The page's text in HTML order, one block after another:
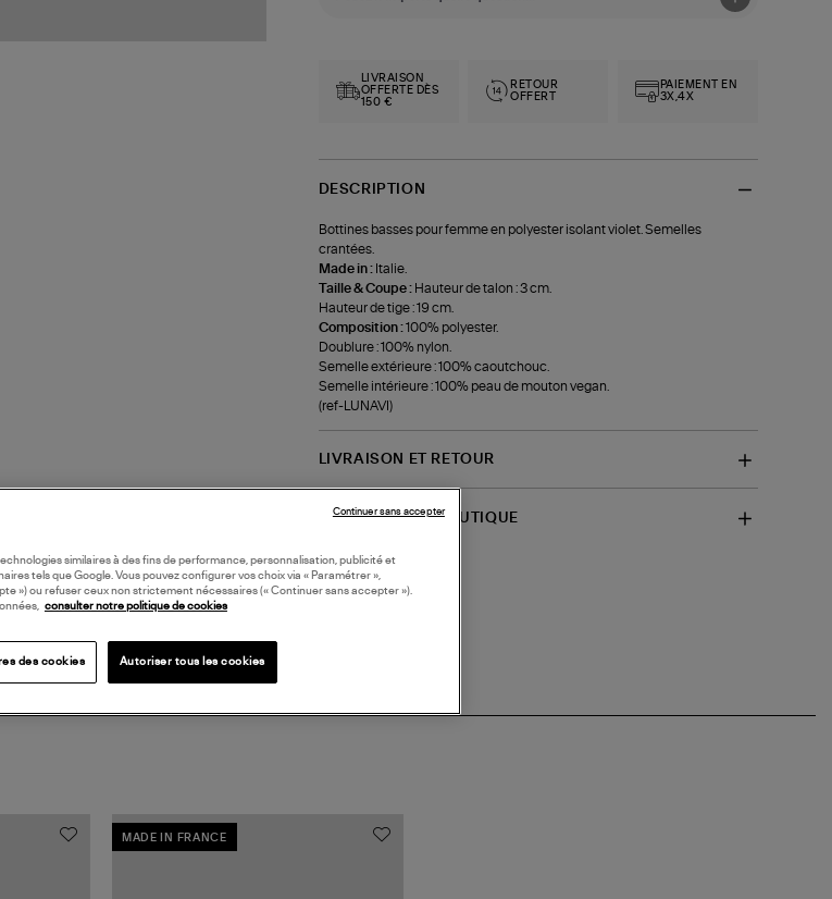
LIVRAISON
OFFERTE DÈS
150 €
RETOUR
OFFERT
PAIEMENT EN
3X,4X
DESCRIPTION
Bottines basses pour femme en polyester isolant violet. Semelles
crantées.
Made in : Italie.
Taille & Coupe : Hauteur de talon : 3 cm.
Hauteur de tige : 19 cm.
Composition :100% polyester.
Doublure : 100% nylon.
Semelle extérieure : 100% caoutchouc.
Semelle intérieure : 100% peau de mouton vegan.
(ref-LUNAVI)
LIVRAISON ET RETOUR
DISPONIBILITÉ BOUTIQUE
MADE IN FRANCE
similaires à des fins de performance, personnalisation, publicité et
tels que Google. Vous pouvez configurer vos choix via « Paramétrer »,
») ou refuser ceux non strictement nécessaires (« Continuer sans accepter »).
consulter notre politique de cookies
des cookies Autoriser tous les cookies
Continuer sans accepter